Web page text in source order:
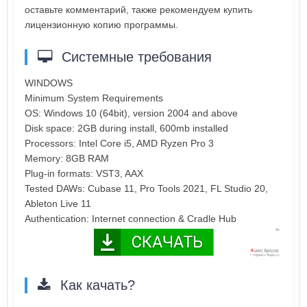
оставьте комментарий, также рекомендуем купить
лицензионную копию программы.
Системные требования
WINDOWS
Minimum System Requirements
OS: Windows 10 (64bit), version 2004 and above
Disk space: 2GB during install, 600mb installed
Processors: Intel Core i5, AMD Ryzen Pro 3
Memory: 8GB RAM
Plug-in formats: VST3, AAX
Tested DAWs: Cubase 11, Pro Tools 2021, FL Studio 20,
Ableton Live 11
Authentication: Internet connection & Cradle Hub
Как качать?